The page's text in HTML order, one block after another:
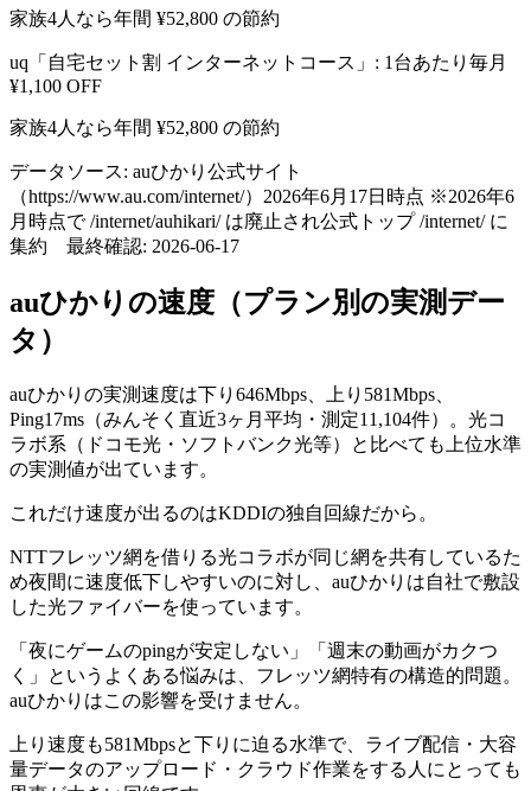
家族4人なら年間 ¥52,800 の節約
uq 「 自宅セット割 インターネットコース 」: 1台あたり毎月
¥1,100 OFF
家族4人なら年間 ¥52,800 の節約
データソース: auひかり公式サイト
（https://www.au.com/internet/）2026年6月17日時点 ※2026年6
月時点で /internet/auhikari/ は廃止され公式トップ /internet/ に
集約 最終確認: 2026-06-17
auひかり の速度（プラン別の実測デー
タ）
auひかりの実測速度は下り646Mbps、上り581Mbps、
Ping17ms（みんそく直近3ヶ月平均・測定11,104件）。光コ
ラボ系（ドコモ光・ソフトバンク光等）と比べても上位水準
の実測値が出ています。
これだけ速度が出るのはKDDIの独自回線だから。
NTTフレッツ網を借りる光コラボが同じ網を共有しているた
め夜間に速度低下しやすいのに対し、auひかりは自社で敷設
した光ファイバーを使っています。
「夜にゲームのpingが安定しない」「週末の動画がカクつ
く」というよくある悩みは、フレッツ網特有の構造的問題。
auひかりはこの影響を受けません。
上り速度も581Mbpsと下りに迫る水準で、ライブ配信・大容
量データのアップロード・クラウド作業をする人にとっても